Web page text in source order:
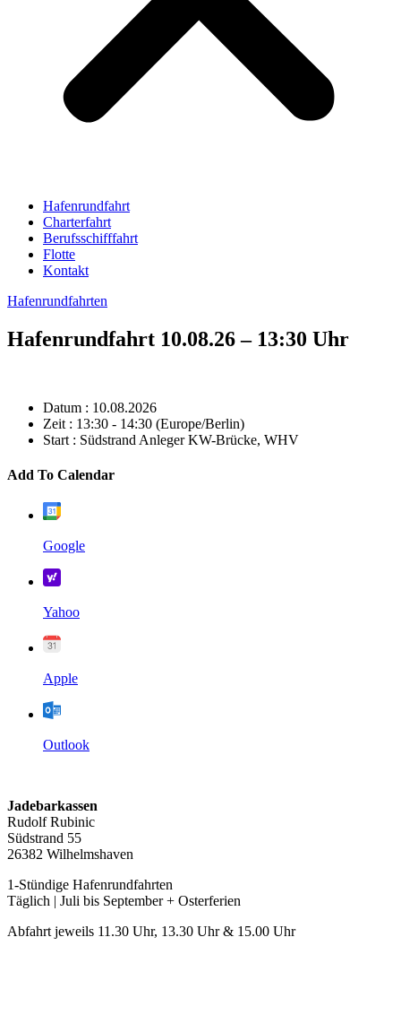
Hafenrundfahrt
Charterfahrt
Berufsschifffahrt
Flotte
Kontakt
Hafenrundfahrten
Hafenrundfahrt 10.08.26 – 13:30 Uhr
Datum : 10.08.2026
Zeit : 13:30 - 14:30 (Europe/Berlin)
Start : Südstrand Anleger KW-Brücke, WHV
Add To Calendar
Google
Yahoo
Apple
Outlook
Jadebarkassen
Rudolf Rubinic
Südstrand 55
26382 Wilhelmshaven
1-Stündige Hafenrundfahrten
Täglich | Juli bis September + Osterferien
Abfahrt jeweils 11.30 Uhr, 13.30 Uhr & 15.00 Uhr